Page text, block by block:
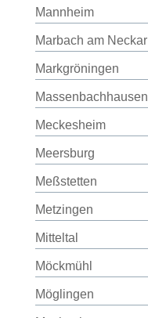
Mannheim
Marbach am Neckar
Markgröningen
Massenbachhausen
Meckesheim
Meersburg
Meßstetten
Metzingen
Mitteltal
Möckmühl
Möglingen